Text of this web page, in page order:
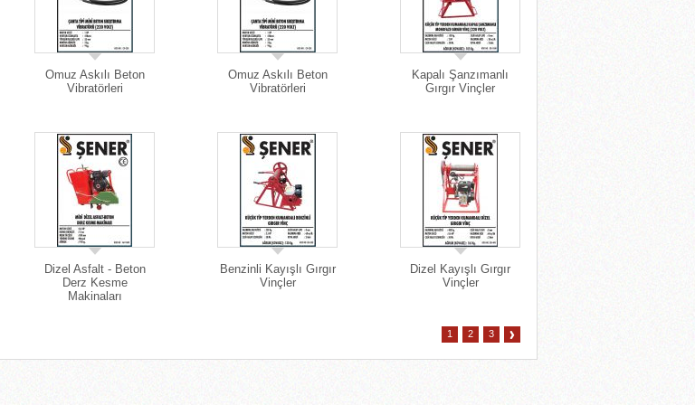
Omuz Askılı Beton
Vibratörleri
Omuz Askılı Beton
Vibratörleri
Kapalı Şanzımanlı
Gırgır Vinçler
Dizel Asfalt - Beton
Derz Kesme
Makinaları
Benzinli Kayışlı Gırgır
Vinçler
Dizel Kayışlı Gırgır
Vinçler
1 2 3